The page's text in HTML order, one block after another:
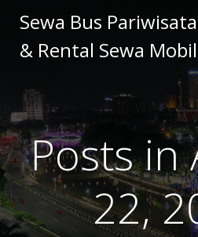
to
Sewa Bus
& Rental Sewa
Posts in
22,